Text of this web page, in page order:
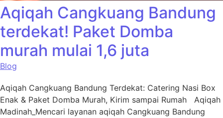
Aqiqah Cangkuang Bandung
terdekat! Paket Domba
murah mulai 1,6 juta
Blog
Aqiqah Cangkuang Bandung Terdekat: Catering Nasi Box
Enak & Paket Domba Murah, Kirim sampai Rumah Aqiqah
Madinah_Mencari layanan aqiqah Cangkuang Bandung